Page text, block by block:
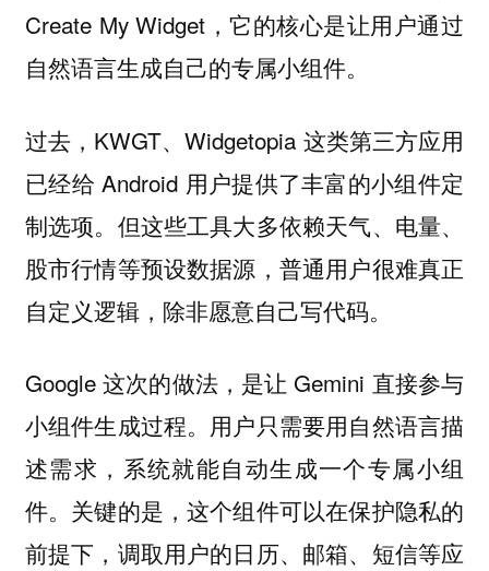
Create My Widget，它的核心是让用户通过
自然语言生成自己的专属小组件。
过去，KWGT、Widgetopia 这类第三方应用
已经给 Android 用户提供了丰富的小组件定
制选项。但这些工具大多依赖天气、电量、
股市行情等预设数据源，普通用户很难真正
自定义逻辑，除非愿意自己写代码。
Google 这次的做法，是让 Gemini 直接参与
小组件生成过程。用户只需要用自然语言描
述需求，系统就能自动生成一个专属小组
件。关键的是，这个组件可以在保护隐私的
前提下，调取用户的日历、邮箱、短信等应